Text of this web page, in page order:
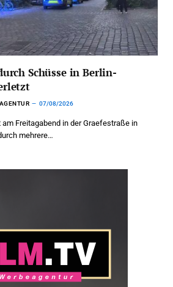
Schüsse in Berlin-
07/08/2026
am Freitagabend in der Graefestraße in
mehrere…